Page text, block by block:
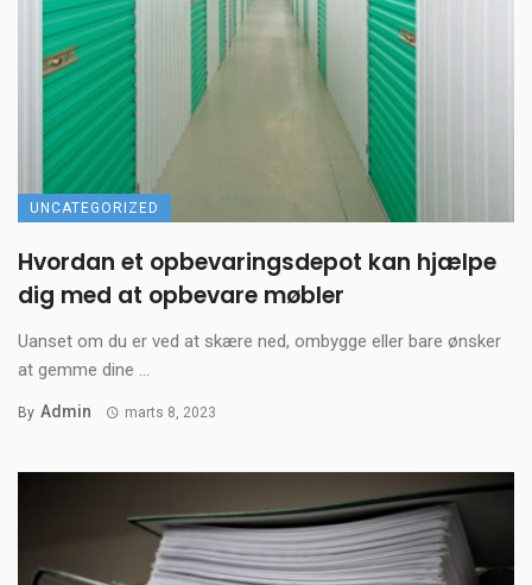
UNCATEGORIZED
Hvordan et opbevaringsdepot kan hjælpe
dig med at opbevare møbler
Uanset om du er ved at skære ned, ombygge eller bare ønsker
at gemme dine ...
By Admin marts 8, 2023